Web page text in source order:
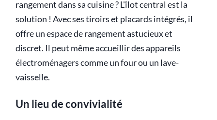
rangement dans sa cuisine ? L'îlot central est la
solution ! Avec ses tiroirs et placards intégrés, il
offre un espace de rangement astucieux et
discret. Il peut même accueillir des appareils
électroménagers comme un four ou un lave-
vaisselle.
Un lieu de convivialité